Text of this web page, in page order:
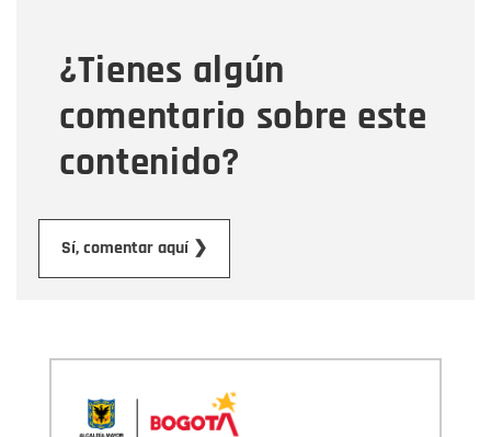
¿Tienes algún
comentario sobre este
contenido?
Sí, comentar aquí ❯
Mensaje